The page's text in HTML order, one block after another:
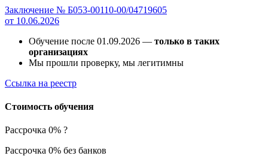
Заключение № Б053-00110-00/04719605
от 10.06.2026
Обучение после 01.09.2026 — только в таких
организациях
Мы прошли проверку, мы легитимны
Ссылка на реестр
Стоимость обучения
Рассрочка 0% ?
Рассрочка 0% без банков